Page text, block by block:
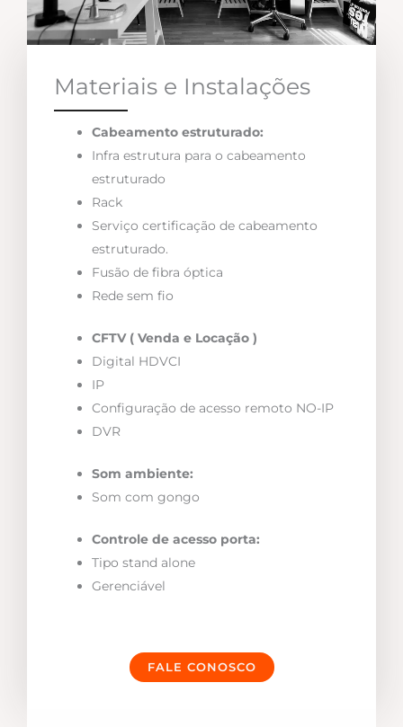
Materiais e Instalações
Cabeamento estruturado:
Infra estrutura para o cabeamento
estruturado
Rack
Serviço certificação de cabeamento
estruturado.
Fusão de fibra óptica
Rede sem fio
CFTV ( Venda e Locação )
Digital HDVCI
IP
Configuração de acesso remoto NO-IP
DVR
Som ambiente:
Som com gongo
Controle de acesso porta:
Tipo stand alone
Gerenciável
FALE CONOSCO